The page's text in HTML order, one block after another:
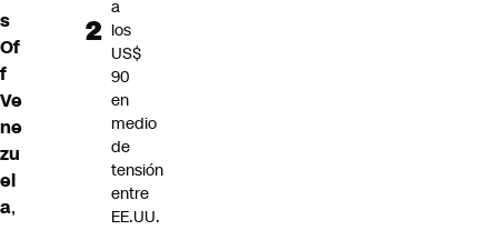
s
Of
f
Ve
ne
zu
el
a,
a
los
US$
90
en
medio
de
tensión
entre
EE.UU.